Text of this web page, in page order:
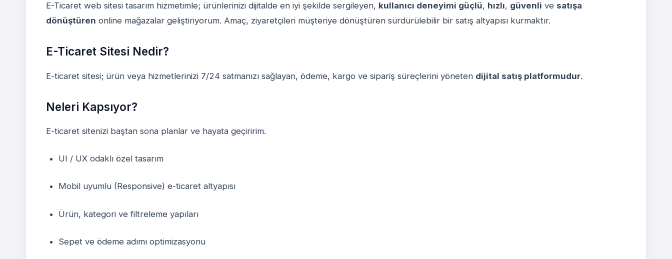
E-Ticaret web sitesi tasarım hizmetimle; ürünlerinizi dijitalde en iyi şekilde sergileyen, kullanıcı deneyimi güçlü, hızlı, güvenli ve satışa
dönüştüren online mağazalar geliştiriyorum. Amaç, ziyaretçileri müşteriye dönüştüren sürdürülebilir bir satış altyapısı kurmaktır.
E-Ticaret Sitesi Nedir?
E-ticaret sitesi; ürün veya hizmetlerinizi 7/24 satmanızı sağlayan, ödeme, kargo ve sipariş süreçlerini yöneten dijital satış platformudur.
Neleri Kapsıyor?
E-ticaret sitenizi baştan sona planlar ve hayata geçiririm.
UI / UX odaklı özel tasarım
Mobil uyumlu (Responsive) e-ticaret altyapısı
Ürün, kategori ve filtreleme yapıları
Sepet ve ödeme adımı optimizasyonu